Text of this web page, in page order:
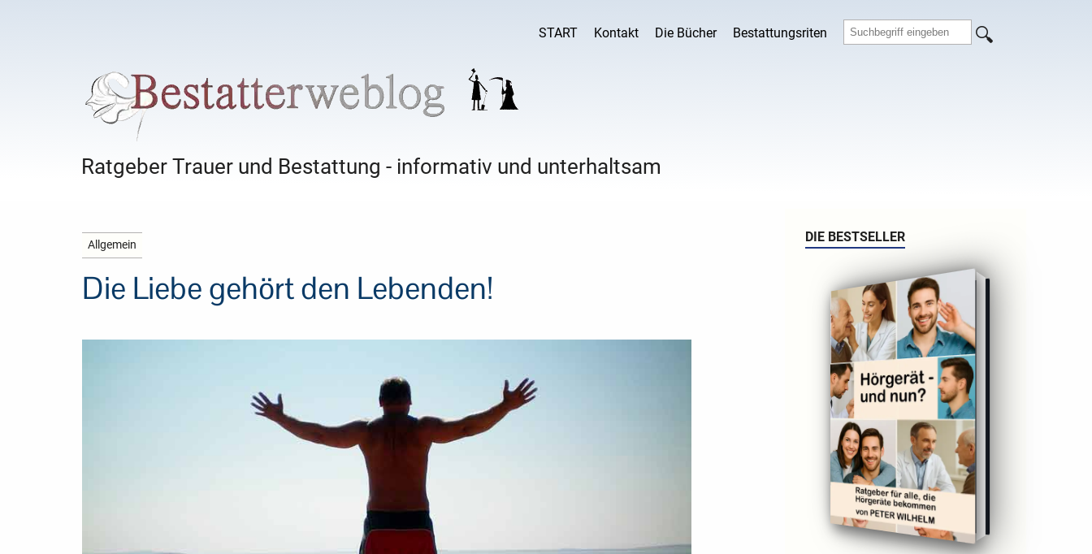
START Kontakt Die Bücher Bestattungsriten
Ratgeber Trauer und Bestattung - informativ und unterhaltsam
Allgemein
Die Liebe gehört den Lebenden!
DIE BESTSELLER